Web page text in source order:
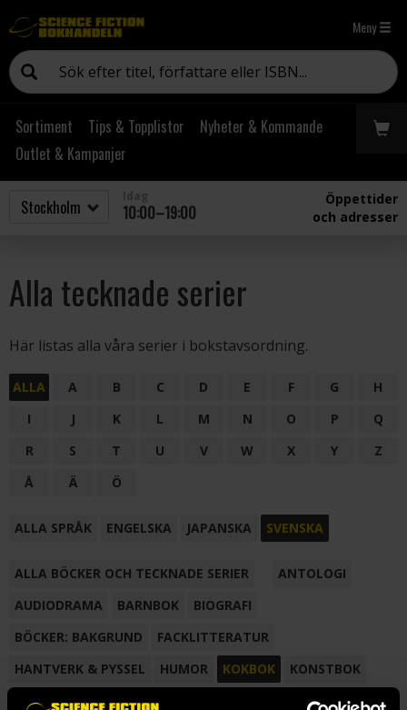
Meny
Sortiment Tips & Topplistor
Nyheter & Kommande
Outlet & Kampanjer
10:00–19:00
Öppettider
och adresser
Alla tecknade serier
Här listas alla våra serier i bokstavsordning.
ALLA A B C D E F G
H
I
J K L M N O P
Q
R
S T U V W X Y
Z
Å
Ä Ö
ALLA SPRÅK ENGELSKA JAPANSKA SVENSKA
ALLA BÖCKER OCH TECKNADE SERIER
ANTOLOGI
AUDIODRAMA
BARNBOK
BIOGRAFI
BÖCKER: BAKGRUND
FACKLITTERATUR
HANTVERK & PYSSEL
HUMOR KOKBOK
KONSTBOK
KORTROMAN
LÄROBOK
NOVELL